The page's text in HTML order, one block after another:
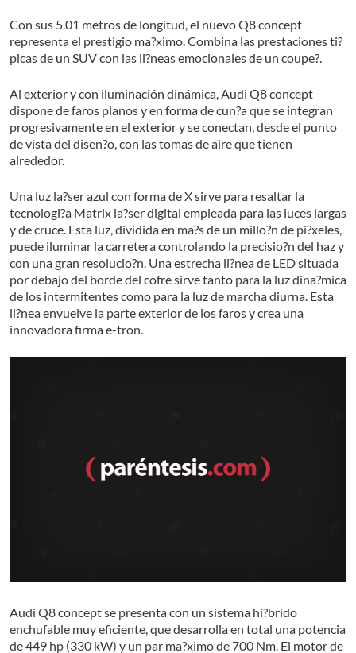
Con sus 5.01 metros de longitud, el nuevo Q8 concept
representa el prestigio ma?ximo. Combina las prestaciones ti?
picas de un SUV con las li?neas emocionales de un coupe?.
Al exterior y con iluminación dinámica, Audi Q8 concept
dispone de faros planos y en forma de cun?a que se integran
progresivamente en el exterior y se conectan, desde el punto
de vista del disen?o, con las tomas de aire que tienen
alrededor.
Una luz la?ser azul con forma de X sirve para resaltar la
tecnologi?a Matrix la?ser digital empleada para las luces largas
y de cruce. Esta luz, dividida en ma?s de un millo?n de pi?xeles,
puede iluminar la carretera controlando la precisio?n del haz y
con una gran resolucio?n. Una estrecha li?nea de LED situada
por debajo del borde del cofre sirve tanto para la luz dina?mica
de los intermitentes como para la luz de marcha diurna. Esta
li?nea envuelve la parte exterior de los faros y crea una
innovadora firma e-tron.
Audi Q8 concept se presenta con un sistema hi?brido
enchufable muy eficiente, que desarrolla en total una potencia
de 449 hp (330 kW) y un par ma?ximo de 700 Nm. El motor de